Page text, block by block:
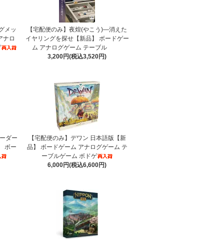
メッ
ナロ
【宅配便のみ】夜煌(やこう)―消えた
イヤリングを探せ【新品】 ボードゲー
ム アナログゲーム テーブル
3,200円(税込3,520円)
ダー
ボー
【宅配便のみ】デワン 日本語版【新
品】 ボードゲーム アナログゲーム テ
ーブルゲーム ボドゲ
6,000円(税込6,600円)